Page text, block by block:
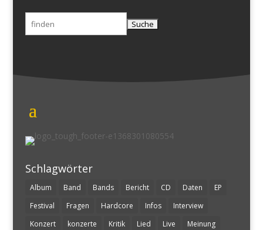
Suchen
nach:
Schlagwörter
Album Band Bands Bericht CD Daten
EP
Festival
Fragen Hardcore Infos
Interview
Konzert
konzerte Kritik Lied Live
Meinung